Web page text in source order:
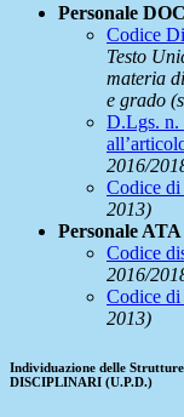
Personale
Codice
Testo
materia
e grado
D.Lgs. n.
2016/
Codice di
2013)
Personale ATA
Codice
2016/
Codice di
2013)
Individuazione delle
DISCIPLINARI (U.P.D.)